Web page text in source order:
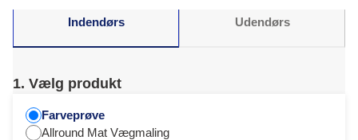
Indendørs Udendørs
1. Vælg produkt
Farveprøve
Allround Mat Vægmaling